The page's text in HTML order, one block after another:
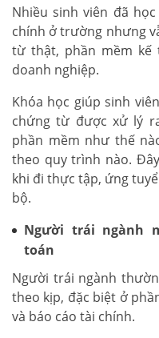
Nhiều sinh viên đã
chính ở trường nhưng
từ thật, phần mềm kế
doanh nghiệp.
Khóa học giúp sinh
chứng từ được xử lý
phần mềm như thế
theo quy trình nào.
khi đi thực tập, ứng
bộ.
Người trái ngành
toán
Người trái ngành
theo kịp, đặc biệt ở
và báo cáo tài chính.